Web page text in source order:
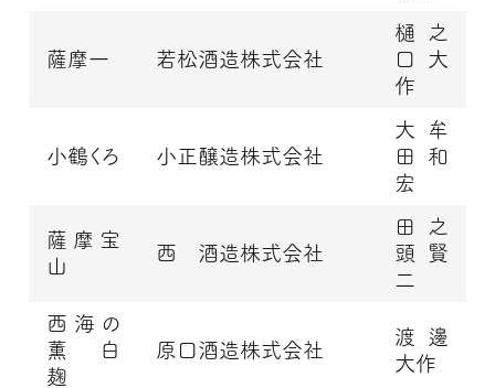
薩摩一 若松酒造株式会社
樋之
口 大
作
小鶴くろ 小正醸造株式会社
大牟
田 和
宏
薩摩宝
山
西 酒造株式会社
田之
頭 賢
二
西海の
薫 白
麹
原口酒造株式会社
渡邊
大作